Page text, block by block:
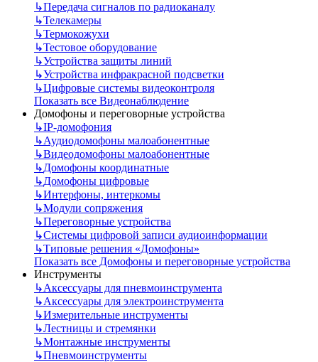
↳Передача сигналов по радиоканалу
↳Телекамеры
↳Термокожухи
↳Тестовое оборудование
↳Устройства защиты линий
↳Устройства инфракрасной подсветки
↳Цифровые системы видеоконтроля
Показать все Видеонаблюдение
Домофоны и переговорные устройства
↳IP-домофония
↳Аудиодомофоны малоабонентные
↳Видеодомофоны малоабонентные
↳Домофоны координатные
↳Домофоны цифровые
↳Интерфоны, интеркомы
↳Модули сопряжения
↳Переговорные устройства
↳Системы цифровой записи аудиоинформации
↳Типовые решения «Домофоны»
Показать все Домофоны и переговорные устройства
Инструменты
↳Аксессуары для пневмоинструмента
↳Аксессуары для электроинструмента
↳Измерительные инструменты
↳Лестницы и стремянки
↳Монтажные инструменты
↳Пневмоинструменты